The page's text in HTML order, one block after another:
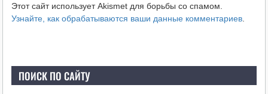
Этот сайт использует Akismet для борьбы со спамом.
Узнайте, как обрабатываются ваши данные комментариев.
ПОИСК ПО САЙТУ